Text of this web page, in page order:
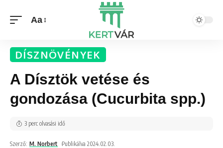
Aa
DÍSZNÖVÉNYEK
A Dísztök vetése és
gondozása (Cucurbita spp.)
Szerző: M. Norbert Publikálva 2024.02.03.
3 perc olvasási idő